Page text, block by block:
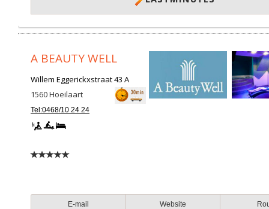
A BEAUTY WELL
Willem Eggerickxstraat 43 A
1560Hoeilaart
Tel:0468/10 24 24
E-mail Website